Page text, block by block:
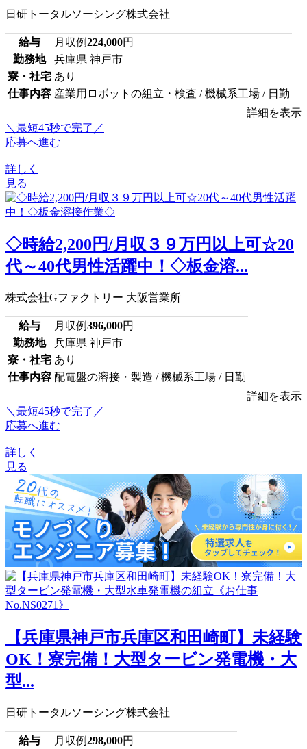
日研トータルソーシング株式会社
給与 月収例224,000円
勤務地
兵庫県 神戸市
寮・社宅 あり
仕事内容 産業用ロボットの組立・検査 / 機械系工場 / 日勤
詳細を表示
＼最短45秒で完了／
応募へ進む
詳しく
見る
◇時給2,200円/月収３９万円以上可☆20
代～40代男性活躍中！◇板金溶...
株式会社Gファクトリー 大阪営業所
給与 月収例396,000円
勤務地
兵庫県 神戸市
寮・社宅 あり
仕事内容 配電盤の溶接・製造 / 機械系工場 / 日勤
詳細を表示
＼最短45秒で完了／
応募へ進む
詳しく
見る
【兵庫県神戸市兵庫区和田崎町】未経験
OK！寮完備！大型タービン発電機・大
型...
日研トータルソーシング株式会社
給与 月収例298,000円